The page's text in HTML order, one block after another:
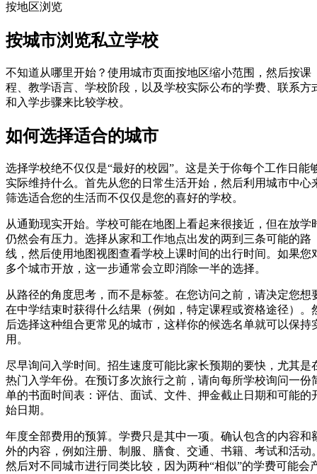
按地区浏览
按城市浏览私立学校
不知道从哪里开始？使用城市页面按地区缩小范围，然后按课
程、教学语言、学校阶段，以及学校实际公布的学费、联系方
和入学步骤来比较学校。
如何选择适合的城市
选择学校绝不仅仅是“最好的校园”。这是关于你每个工作日能
实际维持什么。首先从您的日常生活开始，然后利用城市中心
筛选适合您的生活而不仅仅是您的喜好的学校。
从通勤现实开始。学校可能在地图上看起来很接近，但在放学
仍然会有压力。选择从家和工作地点出发的两到三条可能的路
线，然后使用地图视图查看学校上课时间的出行时间。如果您
多个城市开放，这一步通常会立即消除一半的选择。
从路径的角度思考，而不是标签。在您访问之前，请决定您想
在中学结束时获得什么结果（例如，特定课程或资格途径）。
后选择这种组合更常见的城市，这样你的候选名单就可以保持
用。
尽早询问入学时间。招生速度可能比家长预期的要快，尤其是
热门入学年份。在预订多次旅行之前，请向每所学校询问一份
单的书面时间表：评估、面试、文件、押金截止日期和可能的
始日期。
年度全部费用的预算。学费只是其中一项。确认包含的内容和
外的内容，例如注册、制服、膳食、交通、书籍、考试和活动
然后对不同城市进行同类比较，因为两种“相似”的学费可能会